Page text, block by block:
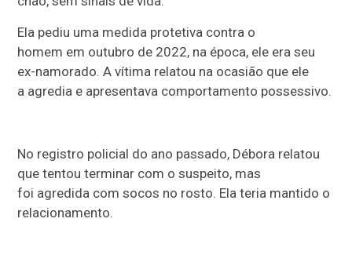
Ela pediu uma medida protetiva contra o
homem em outubro de 2022, na época, ele era seu
ex-namorado. A vítima relatou na ocasião que ele
a agredia e apresentava comportamento possessivo.
No registro policial do ano passado, Débora relatou
que tentou terminar com o suspeito, mas
foi agredida com socos no rosto. Ela teria mantido o
relacionamento.